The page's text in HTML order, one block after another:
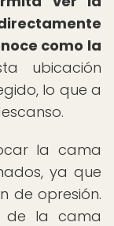
como la
ubicación
lo que a
la cama
ya que
de opresión.
de la cama